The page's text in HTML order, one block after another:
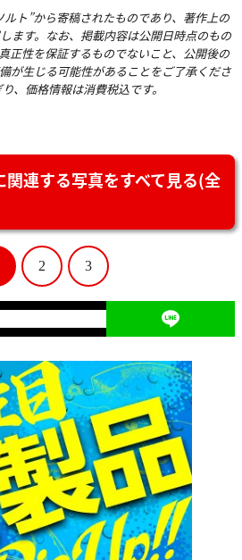
ト”から寄稿されたものであり、著作上の
ます。なお、掲載内容は公開日時点のもの
正性を保証するものでないこと、公開後の
が生じる可能性があることをご了承くださ
、価格情報は消費税込です。
関連する写真をすべて見る(全
2 3